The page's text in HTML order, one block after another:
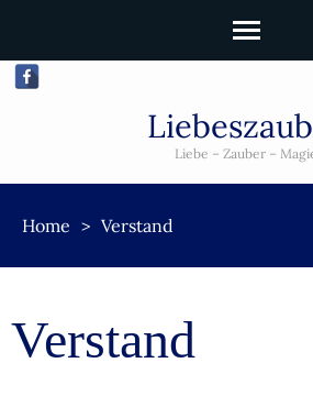
Liebe – Zauber –
Home > Verstand
Verstand